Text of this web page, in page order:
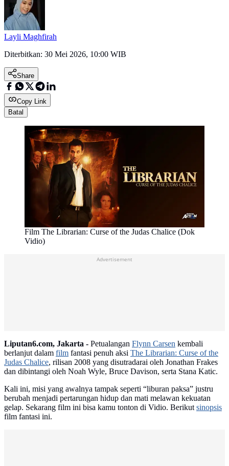
Layli Maghfirah
Diterbitkan: 30 Mei 2026, 10:00 WIB
Share
Copy Link
Batal
Film The Librarian: Curse of the Judas Chalice (Dok
Vidio)
Advertisement
Liputan6.com, Jakarta - Petualangan Flynn Carsen kembali
berlanjut dalam film fantasi penuh aksi The Librarian: Curse of the
Judas Chalice, rilisan 2008 yang disutradarai oleh Jonathan Frakes
dan dibintangi oleh Noah Wyle, Bruce Davison, serta Stana Katic.
Kali ini, misi yang awalnya tampak seperti “liburan paksa” justru
berubah menjadi pertarungan hidup dan mati melawan kekuatan
gelap. Sekarang film ini bisa kamu tonton di Vidio. Berikutsinopsis
film fantasi ini.